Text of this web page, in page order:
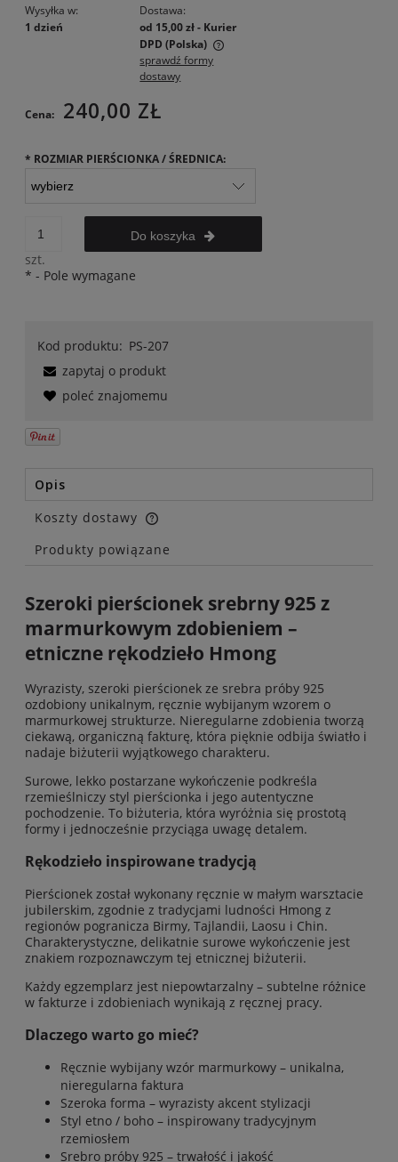
Wysyłka w:
1 dzień
Dostawa:
od 15,00 zł- Kurier
DPD (Polska)
Cena nie zawiera ewentualnych kosztów płatności
sprawdź formy
dostawy
Cena: 240,00 ZŁ
* ROZMIAR PIERŚCIONKA / ŚREDNICA:
szt.
Do koszyka
* - Pole wymagane
Kod produktu: PS-207
zapytaj o produkt
poleć znajomemu
Opis
Koszty dostawy
Cena nie zawiera ewentualnych kosztów płatności
Produkty powiązane
Szeroki pierścionek srebrny 925 z
marmurkowym zdobieniem –
etniczne rękodzieło Hmong
Wyrazisty, szeroki pierścionek ze srebra próby 925
ozdobiony unikalnym, ręcznie wybijanym wzorem o
marmurkowej strukturze. Nieregularne zdobienia tworzą
ciekawą, organiczną fakturę, która pięknie odbija światło i
nadaje biżuterii wyjątkowego charakteru.
Surowe, lekko postarzane wykończenie podkreśla
rzemieślniczy styl pierścionka i jego autentyczne
pochodzenie. To biżuteria, która wyróżnia się prostotą
formy i jednocześnie przyciąga uwagę detalem.
Rękodzieło inspirowane tradycją
Pierścionek został wykonany ręcznie w małym warsztacie
jubilerskim, zgodnie z tradycjami ludności Hmong z
regionów pogranicza Birmy, Tajlandii, Laosu i Chin.
Charakterystyczne, delikatnie surowe wykończenie jest
znakiem rozpoznawczym tej etnicznej biżuterii.
Każdy egzemplarz jest niepowtarzalny – subtelne różnice
w fakturze i zdobieniach wynikają z ręcznej pracy.
Dlaczego warto go mieć?
Ręcznie wybijany wzór marmurkowy – unikalna,
nieregularna faktura
Szeroka forma – wyrazisty akcent stylizacji
Styl etno / boho – inspirowany tradycyjnym
rzemiosłem
Srebro próby 925 – trwałość i jakość